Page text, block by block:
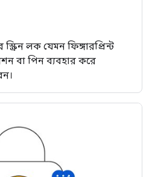
লক যেমন ফিঙ্গারপ্রিন্ট
বা পিন ব্যবহার করে